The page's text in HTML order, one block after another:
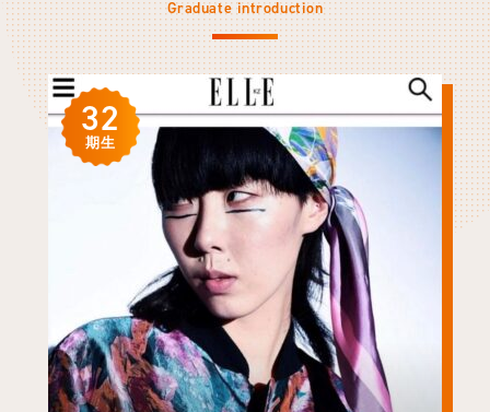
Graduate introduction
32
期生